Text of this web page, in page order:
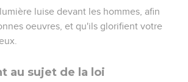
luise devant les hommes, afin
oeuvres, et qu'ils glorifient votre
au sujet de la loi